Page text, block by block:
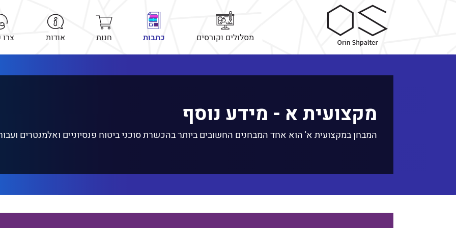
מסלולים וקורסים כתבות חנות אודות
מקצועית א - מידע נוסף
המבחן במקצועית א' הוא אחד המבחנים החשובים ביותר בהכשרת סוכני ביטוח פנסיוניים ואלמנטרים ועבור